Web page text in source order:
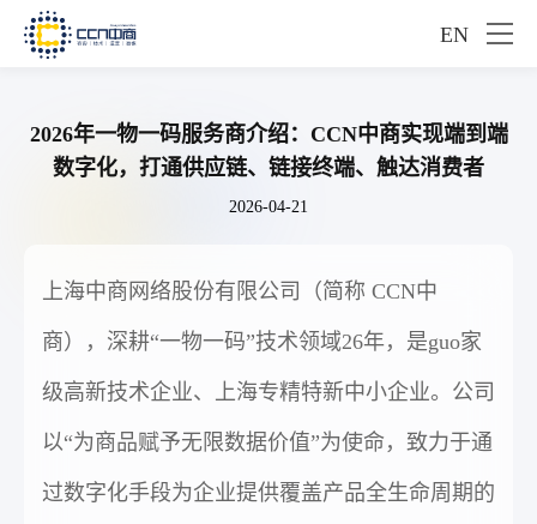
EN
2026年一物一码服务商介绍：CCN中商实现端到端
数字化，打通供应链、链接终端、触达消费者
2026-04-21
上海中商网络股份有限公司（简称 CCN中
商），深耕“一物一码”技术领域26年，是guo家
级高新技术企业、上海专精特新中小企业。公司
以“为商品赋予无限数据价值”为使命，致力于通
过数字化手段为企业提供覆盖产品全生命周期的